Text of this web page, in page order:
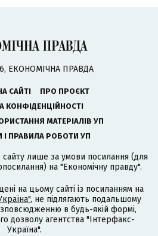
ЕКОНОМІЧНА ПРАВДА
САЙТІ
ПРО ПРОЄКТ
КОНФІДЕНЦІЙНОСТІ
МАТЕРІАЛІВ УП
ПРАВИЛА РОБОТИ УП
сайту лише за умови посилання (для
на "Економічну правду".
на цьому сайті із посиланням на
, не підлягають подальшому
в будь-якій формі,
дозволу агентства "Інтерфакс-
Україна".